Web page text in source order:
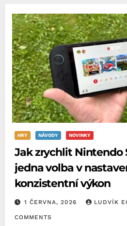
HRY NÁVODY NOVINKY
Jak zrychlit Nintendo
jedna volba v
konzistentní výkon
1 ČERVNA, 2026 LUDVÍK
COMMENTS